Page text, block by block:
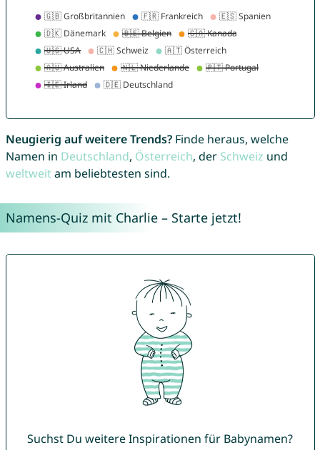
Neugierig auf weitere Trends?Finde heraus, welche
Namen in Deutschland, Österreich, der Schweiz und
weltweitam beliebtesten sind.
Namens-Quiz mit Charlie – Starte jetzt!
Suchst Du weitere Inspirationen für Babynamen?